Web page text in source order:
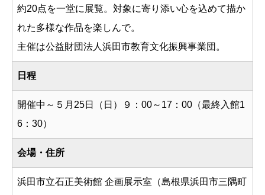
約20点を一堂に展覧。対象に寄り添い心を込めて描か
れた多様な作品を楽しんで。
主催は公益財団法人浜田市教育文化振興事業団。
日程
開催中～５月25日（日）９：00～17：00（最終入館1
6：30）
会場・住所
浜田市立石正美術館 企画展示室（島根県浜田市三隅町